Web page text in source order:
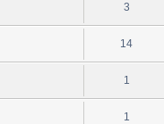
3
14
1
1